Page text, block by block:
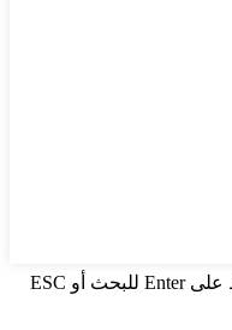
اضغط على Enter للبحث أو ESC